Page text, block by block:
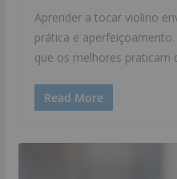
Aprender a tocar violino
prática e
que os melhores praticam
Read More